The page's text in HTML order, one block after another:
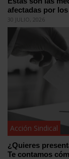
afectadas por
30 JULIO, 2026
Acción Sindical
¿Quieres
Te contamos